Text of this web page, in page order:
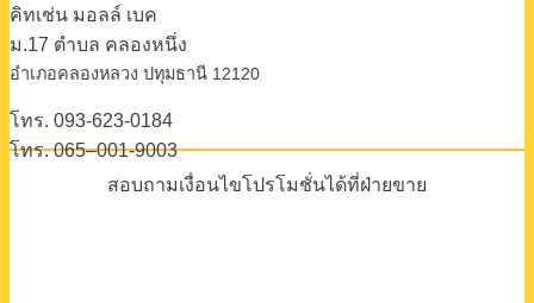
คิทเช่น มอลล์ เบค
ม.17 ตําบล คลองหนึ่ง
อําเภอคลองหลวง ปทุมธานี 12120
โทร. 093-623-0184
โทร. 065–001-9003
สอบถามเงื่อนไขโปรโมชั่นได้ที่ฝ่ายขาย